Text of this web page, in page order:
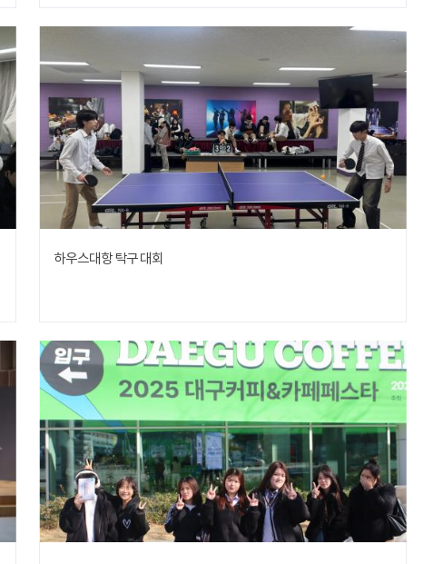
하우스대항 탁구 대회